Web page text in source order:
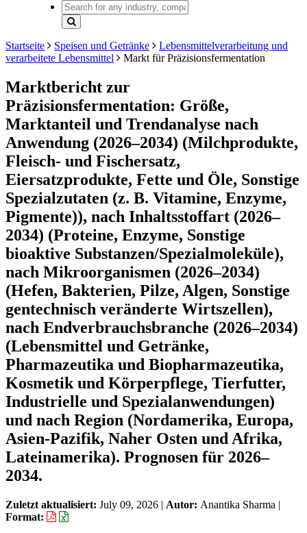
Startseite Speisen und Getränke
Lebensmittelverarbeitung und
verarbeitete Lebensmittel
Markt für Präzisionsfermentation
Marktbericht zur
Präzisionsfermentation: Größe,
Marktanteil und Trendanalyse nach
Anwendung (2026–2034) (Milchprodukte,
Fleisch- und Fischersatz,
Eiersatzprodukte, Fette und Öle, Sonstige
Spezialzutaten (z. B. Vitamine, Enzyme,
Pigmente)), nach Inhaltsstoffart (2026–
2034) (Proteine, Enzyme, Sonstige
bioaktive Substanzen/Spezialmoleküle),
nach Mikroorganismen (2026–2034)
(Hefen, Bakterien, Pilze, Algen, Sonstige
gentechnisch veränderte Wirtszellen),
nach Endverbrauchsbranche (2026–2034)
(Lebensmittel und Getränke,
Pharmazeutika und Biopharmazeutika,
Kosmetik und Körperpflege, Tierfutter,
Industrielle und Spezialanwendungen)
und nach Region (Nordamerika, Europa,
Asien-Pazifik, Naher Osten und Afrika,
Lateinamerika). Prognosen für 2026–
2034.
Zuletzt aktualisiert: July 09, 2026 | Autor: Anantika Sharma |
Format: